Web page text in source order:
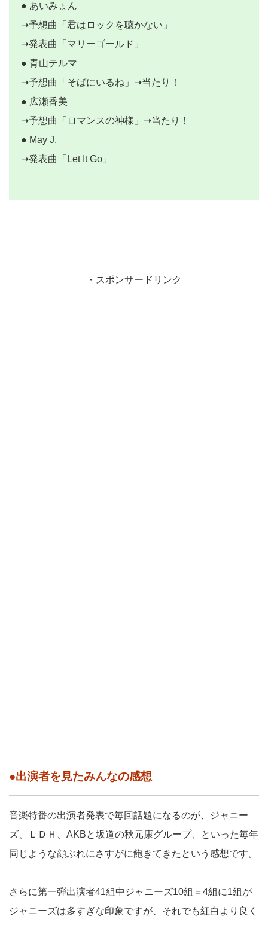
● あいみょん
➝予想曲「君はロックを聴かない」
➝発表曲「マリーゴールド」
● 青山テルマ
➝予想曲「そばにいるね」➝当たり！
● 広瀬香美
➝予想曲「ロマンスの神様」➝当たり！
● May J.
➝発表曲「Let It Go」
・スポンサードリンク
●出演者を見たみんなの感想
音楽特番の出演者発表で毎回話題になるのが、ジャニー
ズ、ＬＤＨ、AKBと坂道の秋元康グループ、といった毎年
同じような顔ぶれにさすがに飽きてきたという感想です。
さらに第一弾出演者41組中ジャニーズ10組＝4組に1組が
ジャニーズは多すぎな印象ですが、それでも紅白より良く